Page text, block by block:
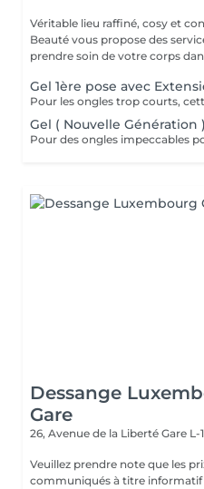
Véritable lieu raffiné, cosy et confidentiel.
Beauté vous propose des
prendre soin de votre corps
Gel 1ère pose avec
Gel ( Nouvelle Génération )
Dessange
Gare
26, Avenue de la Liberté Gare L-
Veuillez prendre note que les
communiqués à titre informatif